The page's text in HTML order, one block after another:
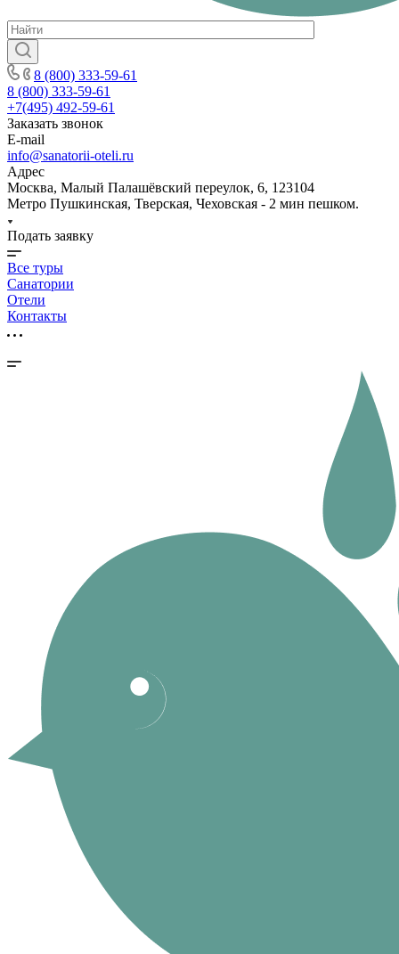
8 (800) 333-59-61
8 (800) 333-59-61
+7(495) 492-59-61
Заказать звонок
E-mail
info@sanatorii-oteli.ru
Адрес
Москва, Малый Палашёвский переулок, 6, 123104
Метро Пушкинская, Тверская, Чеховская - 2 мин пешком.
Подать заявку
Все туры
Санатории
Отели
Контакты